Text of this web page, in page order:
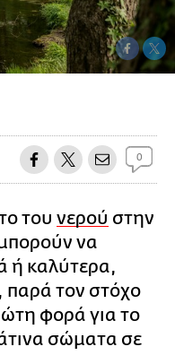
0
του νερού στην
να
ή καλύτερα,
τον στόχο
φορά για το
σώματα σε